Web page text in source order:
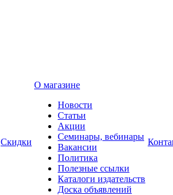
Скидки
О магазине
Новости
Статьи
Акции
Семинары, вебинары
Вакансии
Политика
Полезные ссылки
Каталоги издательств
Доска объявлений